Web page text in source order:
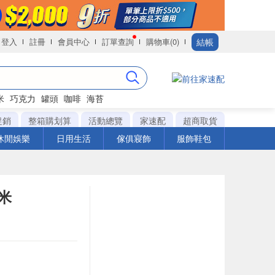
登入 註冊 會員中心 訂單查詢 購物車(0) 結帳
巧克力 罐頭 咖啡 海苔
銷
整箱購划算 活動總覽 家速配
超商取貨
閒娛樂
日用生活 傢俱寢飾 服飾鞋包